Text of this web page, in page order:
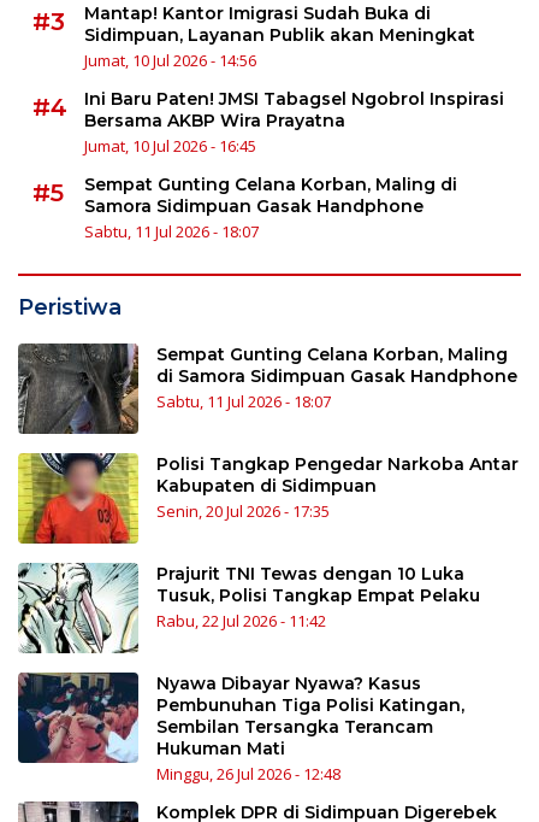
#3
Mantap! Kantor Imigrasi Sudah Buka di
Sidimpuan, Layanan Publik akan Meningkat
Jumat, 10 Jul 2026 - 14:56
#4
Ini Baru Paten! JMSI Tabagsel Ngobrol Inspirasi
Bersama AKBP Wira Prayatna
Jumat, 10 Jul 2026 - 16:45
#5
Sempat Gunting Celana Korban, Maling di
Samora Sidimpuan Gasak Handphone
Sabtu, 11 Jul 2026 - 18:07
Peristiwa
Sempat Gunting Celana Korban, Maling
di Samora Sidimpuan Gasak Handphone
Sabtu, 11 Jul 2026 - 18:07
Polisi Tangkap Pengedar Narkoba Antar
Kabupaten di Sidimpuan
Senin, 20 Jul 2026 - 17:35
Prajurit TNI Tewas dengan 10 Luka
Tusuk, Polisi Tangkap Empat Pelaku
Rabu, 22 Jul 2026 - 11:42
Nyawa Dibayar Nyawa? Kasus
Pembunuhan Tiga Polisi Katingan,
Sembilan Tersangka Terancam
Hukuman Mati
Minggu, 26 Jul 2026 - 12:48
Komplek DPR di Sidimpuan Digerebek